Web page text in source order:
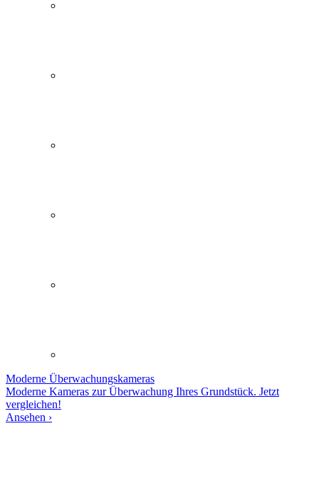
Moderne Überwachungskameras
Moderne Kameras zur Überwachung Ihres Grundstück. Jetzt
vergleichen!
Ansehen ›